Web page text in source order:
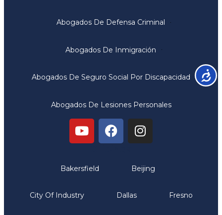
Abogados De Defensa Criminal
Abogados De Inmigración
Abogados De Seguro Social Por Discapacidad
Abogados De Lesiones Personales
Bakersfield Beijing
City Of Industry Dallas Fresno